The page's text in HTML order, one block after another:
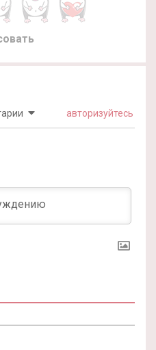
авторизуйтесь